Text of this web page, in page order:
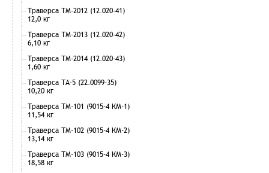
Траверса ТМ-2012 (12.020-41)
12,0 кг
Траверса ТМ-2013 (12.020-42)
6,10 кг
Траверса ТМ-2014 (12.020-43)
1,60 кг
Траверса ТА-5 (22.0099-35)
10,20 кг
Траверса ТМ-101 (9015-4 КМ-1)
11,54 кг
Траверса ТМ-102 (9015-4 КМ-2)
13,14 кг
Траверса ТМ-103 (9015-4 КМ-3)
18,58 кг